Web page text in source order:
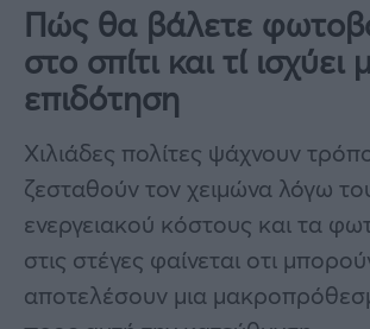
Πώς θα βάλετε
στο σπίτι και τί ισχύει
επιδότηση
Χιλιάδες πολίτες ψάχνουν
ζεσταθούν τον χειμώνα λόγω
ενεργειακού κόστους και τα
στις στέγες φαίνεται οτι
αποτελέσουν μια